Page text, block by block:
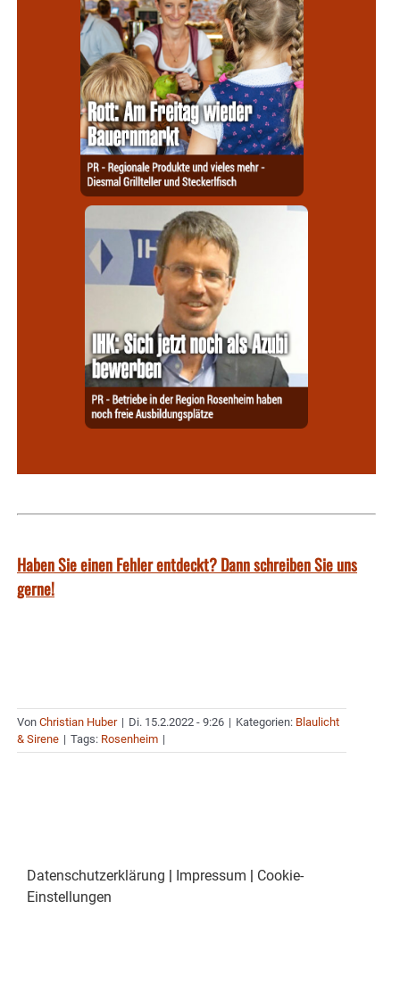
Haben Sie einen Fehler entdeckt? Dann schreiben Sie uns
gerne!
Von Christian Huber | Di. 15.2.2022 - 9:26 | Kategorien: Blaulicht
& Sirene | Tags: Rosenheim |
Datenschutzerklärung Impressum
Cookie-
Einstellungen